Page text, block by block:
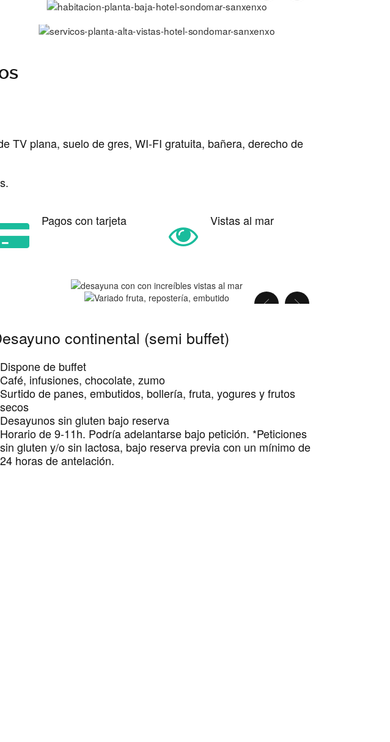
TV plana, suelo de gres, WI-FI gratuita, bañera, derecho de
Pagos con tarjeta Vistas al mar
continental (semi buffet)
Dispone de buffet
Café, infusiones, chocolate, zumo
Surtido de panes, embutidos, bollería, fruta, yogures y frutos
secos
Desayunos sin gluten bajo reserva
Horario de 9-11h. Podría adelantarse bajo petición. *Peticiones
sin gluten y/o sin lactosa, bajo reserva previa con un mínimo de
24 horas de antelación.